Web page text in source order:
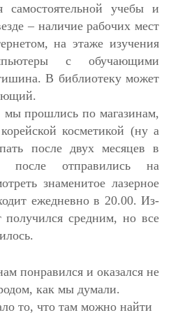
самостоятельной учебы и
– наличие рабочих мест
на этаже изучения
с обучающими
В библиотеку может
мы прошлись по магазинам,
косметикой (ну а
после двух месяцев в
отправились на
знаменитое лазерное
ежедневно в 20.00. Из-
получился средним, но все
понравился и оказался не
как мы думали.
то, что там можно найти